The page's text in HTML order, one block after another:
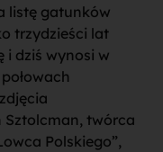
listę gatunków
trzydzieści lat
i dziś wynosi w
Sztolcman, twórca
Polskiego”,